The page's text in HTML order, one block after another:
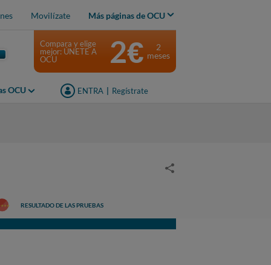
Movilízate Más páginas de OCU
OCU ENTRA Regístrate
Compara y elige
mejor: ÚNETE A
OCU
2€
2
meses
RESULTADO DE LAS PRUEBAS